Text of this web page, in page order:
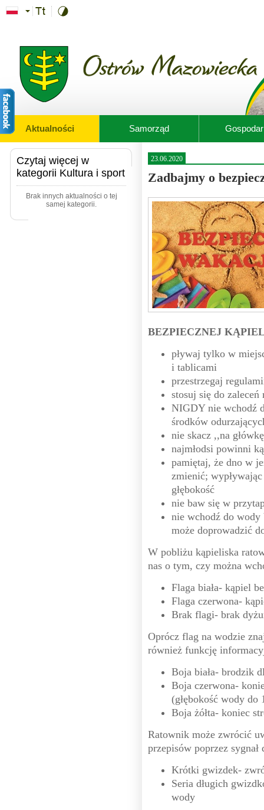
Przejdź do treści
Aktualności Samorząd
Czytaj więcej w
kategorii Kultura i sport
Brak innych aktualności o tej
samej kategorii.
23.06.2020
Zadbajmy o
BEZPIECZNEJ
pływaj tylko w
i tablicami
przestrzegaj
stosuj się do zaleceń
NIGDY nie wchodź
środków
nie skacz ,,na
najmłodsi powinni
pamiętaj, że dno w
zmienić;
głębokość
nie baw się w
nie wchodź do wody
może doprowadzić
W pobliżu kąpieliska
nas o tym, czy można
Flaga biała- kąpiel
Flaga czerwona-
Brak flagi- brak
Oprócz flag na wodzie
również funkcję
Boja biała- brodzik
Boja czerwona-
(głębokość wody do
Boja żółta- koniec
Ratownik może zwrócić
przepisów poprzez
Krótki gwizdek-
Seria długich
wody